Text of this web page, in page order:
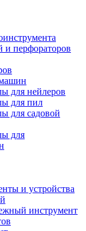
и перфораторов
для нейлеров
для пил
для садовой
для
и устройства
инструмент